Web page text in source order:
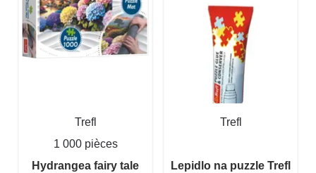
Trefl
1 000 pièces
Hydrangea fairy tale
Trefl
Lepidlo na puzzle Trefl